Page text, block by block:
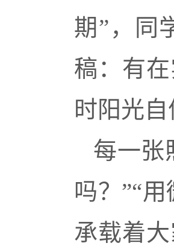
期”，同
稿：有
时阳光
每一张
吗？”“
承载着